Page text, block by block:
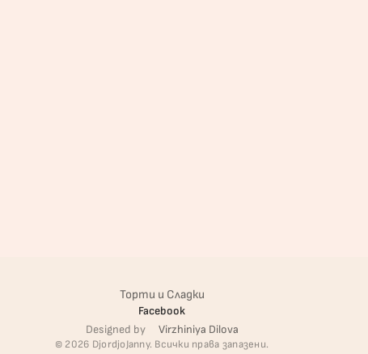
Торти и Сладки
Facebook
Designed by
Virzhiniya Dilova
© 2026 DjordjoJanny. Всички права запазени.